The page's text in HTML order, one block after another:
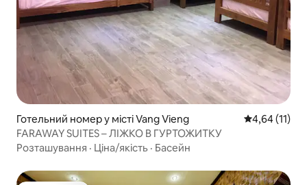
Готельний номер у місті Vang Vieng Середня
4,64 (11)
FARAWAY SUITES – ЛІЖКО В ГУРТОЖИТКУ
Розташування · Ціна/якість · Басейн